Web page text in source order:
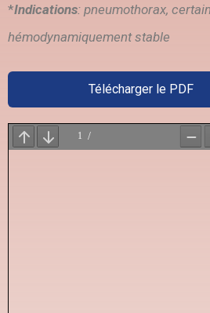
*Indications: pneumothorax,
hémodynamiquement stable
Télécharger le PDF